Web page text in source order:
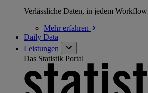
Verlässliche Daten, in jedem Workflow
Mehrerfahren
Daily Data
Leistungen
Das Statistik Portal